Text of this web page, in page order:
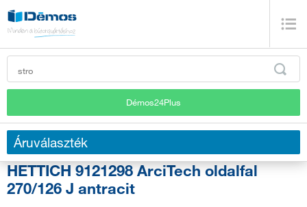
Démos24Plus
Áruválaszték
HETTICH 9121298 ArciTech oldalfal
270/126 J antracit